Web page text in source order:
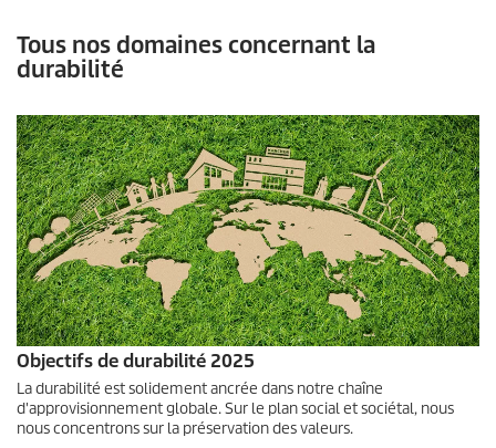
Tous nos domaines concernant la
durabilité
Objectifs de durabilité 2025
La durabilité est solidement ancrée dans notre chaîne
d'approvisionnement globale. Sur le plan social et sociétal, nous
nous concentrons sur la préservation des valeurs.